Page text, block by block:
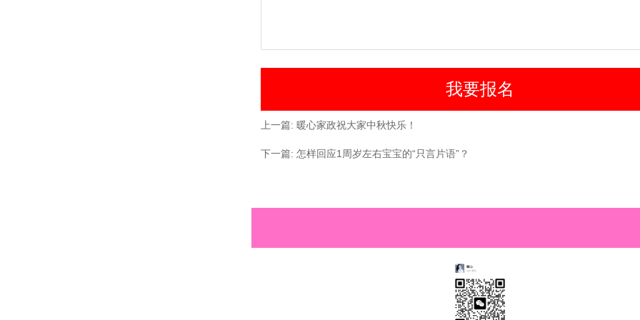
上一篇: 暖心家政祝大家中秋快乐！
下一篇: 怎样回应1周岁左右宝宝的“只言片语”？